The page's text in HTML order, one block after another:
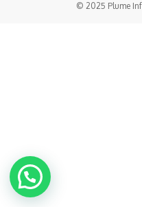
© 2025 Plume